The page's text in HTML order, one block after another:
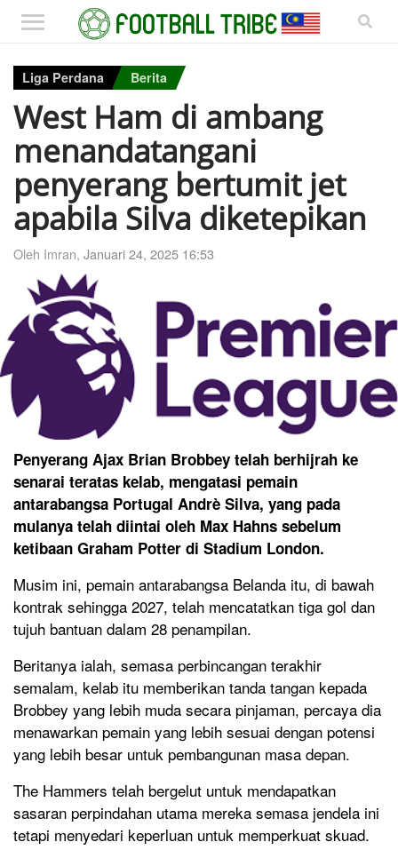
Liga Perdana Berita
West Ham di ambang
menandatangani
penyerang bertumit jet
apabila Silva diketepikan
Oleh Imran, Januari 24, 2025 16:53
Penyerang Ajax Brian Brobbey telah berhijrah ke
senarai teratas kelab, mengatasi pemain
antarabangsa Portugal Andrè Silva, yang pada
mulanya telah diintai oleh Max Hahns sebelum
ketibaan Graham Potter di Stadium London.
Musim ini, pemain antarabangsa Belanda itu, di bawah
kontrak sehingga 2027, telah mencatatkan tiga gol dan
tujuh bantuan dalam 28 penampilan.
Beritanya ialah, semasa perbincangan terakhir
semalam, kelab itu memberikan tanda tangan kepada
Brobbey yang lebih muda secara pinjaman, percaya dia
menawarkan pemain yang lebih sesuai dengan potensi
yang lebih besar untuk pembangunan masa depan.
The Hammers telah bergelut untuk mendapatkan
sasaran perpindahan utama mereka semasa jendela ini
tetapi menyedari keperluan untuk memperkuat skuad.